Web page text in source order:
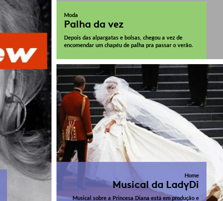
Moda
Palha da vez
Depois das alpargatas e bolsas, chegou a vez de
encomendar um chapéu de palha pra passar o verão.
Home
Musical da LadyDi
Musical sobre a Princesa Diana está em produção e